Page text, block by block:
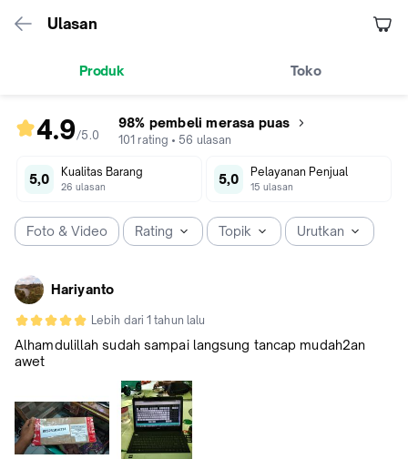
Ulasan
Produk Toko
4.9/5.0
rating
4.9
5
98% pembeli merasa puas
101 rating • 56 ulasan
5,0 Kualitas Barang
26 ulasan 5,0 Pelayanan Penjual
15 ulasan
Foto & Video Rating Topik Urutkan
Hariyanto
Lebih dari 1 tahun lalu
Alhamdulillah sudah sampai langsung tancap mudah2an
awet